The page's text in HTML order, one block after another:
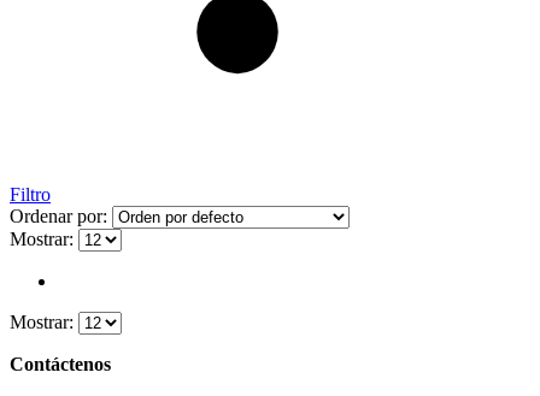
Filtro
Ordenar por:
Mostrar:
Mostrar:
Contáctenos